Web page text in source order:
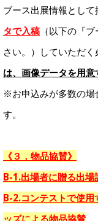
ブース出展情報として
タで入稿 （以下の『
さい。）していただ
は、画像データを用
※お申込みが多数の場
す。
《３．物品協賛》
B-1.出場者に贈る出
B-2.コンテストで使
ッズによる物品協賛